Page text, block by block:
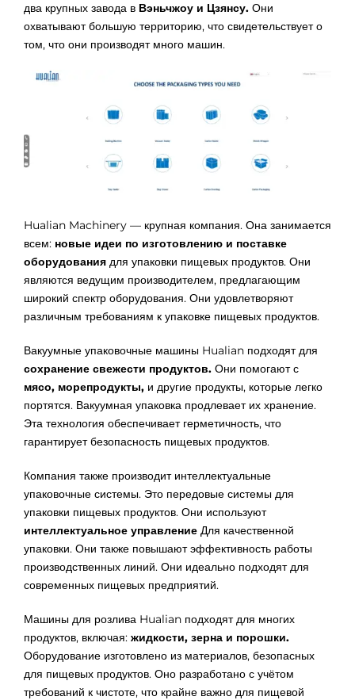
два крупных завода в Вэньчжоу и Цзянсу. Они
охватывают большую территорию, что свидетельствует о
том, что они производят много машин.
Hualian Machinery — крупная компания. Она занимается
всем: новые идеи по изготовлению и поставке
оборудования для упаковки пищевых продуктов. Они
являются ведущим производителем, предлагающим
широкий спектр оборудования. Они удовлетворяют
различным требованиям к упаковке пищевых продуктов.
Вакуумные упаковочные машины Hualian подходят для
сохранение свежести продуктов. Они помогают с
мясо, морепродукты, и другие продукты, которые легко
портятся. Вакуумная упаковка продлевает их хранение.
Эта технология обеспечивает герметичность, что
гарантирует безопасность пищевых продуктов.
Компания также производит интеллектуальные
упаковочные системы. Это передовые системы для
упаковки пищевых продуктов. Они используют
интеллектуальное управление Для качественной
упаковки. Они также повышают эффективность работы
производственных линий. Они идеально подходят для
современных пищевых предприятий.
Машины для розлива Hualian подходят для многих
продуктов, включая: жидкости, зерна и порошки.
Оборудование изготовлено из материалов, безопасных
для пищевых продуктов. Оно разработано с учётом
требований к чистоте, что крайне важно для пищевой